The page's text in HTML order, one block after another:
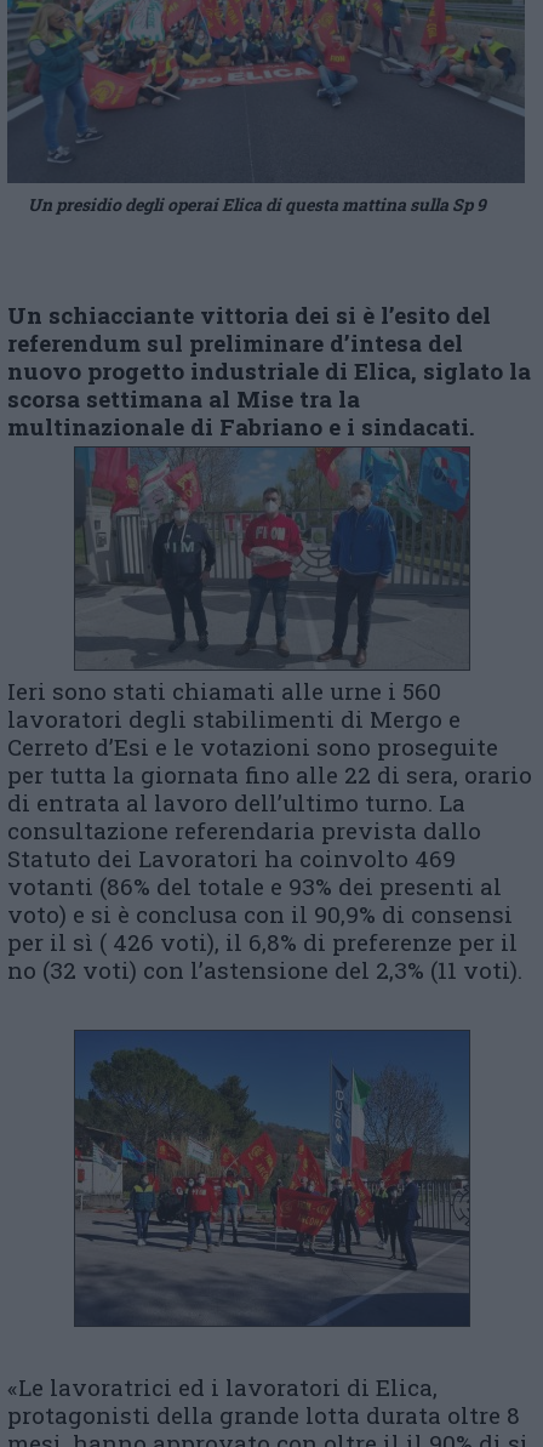
Un presidio degli operai Elica di questa mattina sulla Sp 9
Un schiacciante vittoria dei si è l’esito del
referendum sul preliminare d’intesa del
nuovo progetto industriale di Elica, siglato la
scorsa settimana al Mise tra la
multinazionale di Fabriano e i sindacati.
Ieri sono stati chiamati alle urne i 560
lavoratori degli stabilimenti di Mergo e
Cerreto d’Esi e le votazioni sono proseguite
per tutta la giornata fino alle 22 di sera, orario
di entrata al lavoro dell’ultimo turno. La
consultazione referendaria prevista dallo
Statuto dei Lavoratori ha coinvolto 469
votanti (86% del totale e 93% dei presenti al
voto) e si è conclusa con il 90,9% di consensi
per il sì ( 426 voti), il 6,8% di preferenze per il
no (32 voti) con l’astensione del 2,3% (11 voti).
«Le lavoratrici ed i lavoratori di Elica,
protagonisti della grande lotta durata oltre 8